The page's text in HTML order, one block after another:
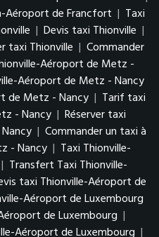
Aéroport de Francfort | Taxi
| Devis taxi Thionville |
taxi Thionville | Commander
Aéroport de Metz -
Aéroport de Metz - Nancy
de Metz - Nancy | Tarif taxi
- Nancy | Réserver taxi
| Commander un taxi à
- Nancy | Taxi Thionville-
| Transfert Taxi Thionville-
taxi Thionville-Aéroport de
Aéroport de Luxembourg
de Luxembourg |
Aéroport de Luxembourg |